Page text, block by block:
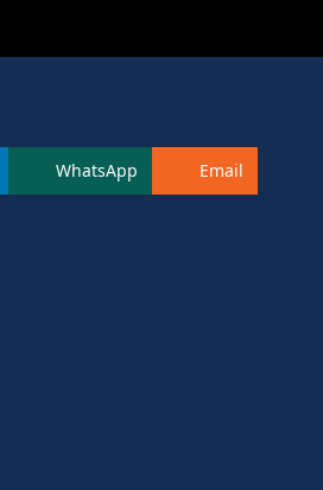
WhatsApp Email